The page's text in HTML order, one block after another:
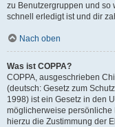
zu Benutzergruppen und so
schnell erledigt ist und dir
Nach oben
Was ist COPPA?
COPPA, ausgeschrieben
(deutsch: Gesetz zum
1998) ist ein Gesetz in den
möglicherweise
hierzu die Zustimmung der